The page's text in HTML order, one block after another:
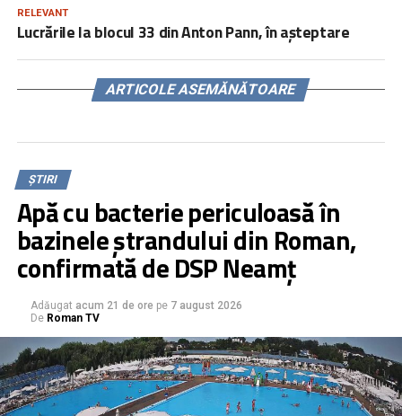
RELEVANT
Lucrările la blocul 33 din Anton Pann, în așteptare
ARTICOLE ASEMĂNĂTOARE
ȘTIRI
Apă cu bacterie periculoasă în
bazinele ștrandului din Roman,
confirmată de DSP Neamț
Adăugat acum 21 de ore pe 7 august 2026
De Roman TV